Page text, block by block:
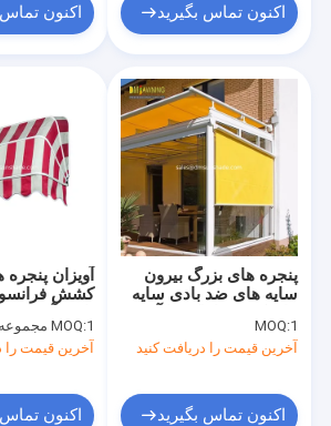
اکنون تماس اکنون تماس بگیرید
آویزان
کشش
هلندی
MOQ:1 مجموعه
آخرین قیمت را
اکنون تماس
پنجره های بزرگ بیرون
سایه های ضد بادی سایه
MOQ:1
آخرین قیمت را دریافت کنید
اکنون تماس بگیرید